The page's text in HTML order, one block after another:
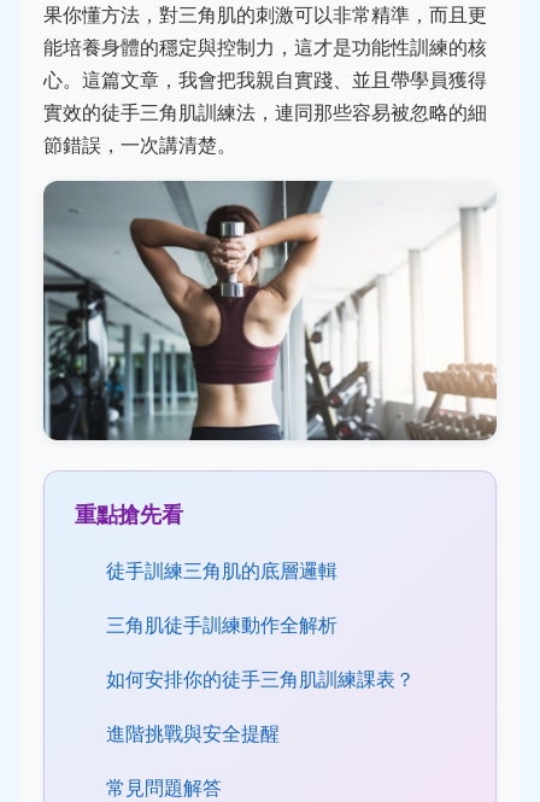
果你懂方法，對三角肌的刺激可以非常精準，而且更
能培養身體的穩定與控制力，這才是功能性訓練的核
心。這篇文章，我會把我親自實踐、並且帶學員獲得
實效的徒手三角肌訓練法，連同那些容易被忽略的細
節錯誤，一次講清楚。
重點搶先看
徒手訓練三角肌的底層邏輯
三角肌徒手訓練動作全解析
如何安排你的徒手三角肌訓練課表？
進階挑戰與安全提醒
常見問題解答